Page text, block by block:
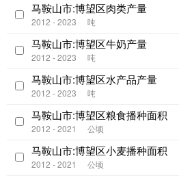
马鞍山市:博望区肉类产量
2012 - 2023 吨
马鞍山市:博望区牛奶产量
2012 - 2023 吨
马鞍山市:博望区水产品产量
2012 - 2023 吨
马鞍山市:博望区粮食播种面积
2012 - 2021 公顷
马鞍山市:博望区小麦播种面积
2012 - 2021 公顷